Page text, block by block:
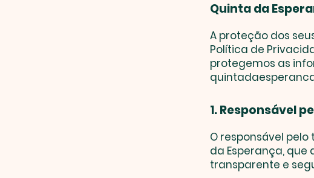
Quinta da
A proteção dos
Política de
protegemos as
1. Responsável
O responsável
da Esperança,
transparente e